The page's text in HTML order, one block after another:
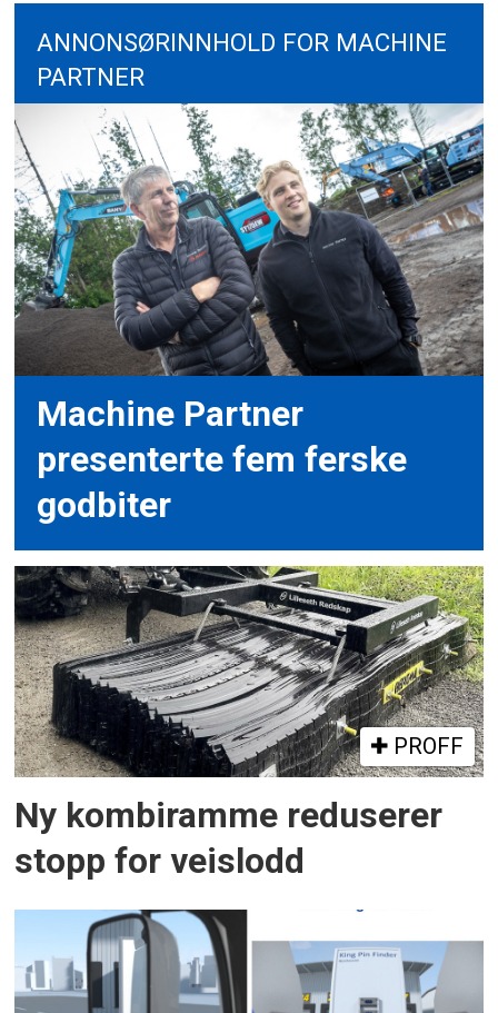
ANNONSØRINNHOLD FOR MACHINE
PARTNER
Machine Partner
presenterte fem ferske
godbiter
PROFF
Ny kombiramme reduserer
stopp for veislodd